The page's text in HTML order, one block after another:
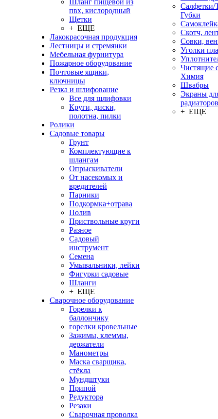
Шланг пищевой из
пвх, кислородный
Щетки
+ ЕЩЕ
Лакокрасочная продукция
Лестницы и стремянки
Мебельная фурнитура
Пожарное оборудование
Почтовые ящики,
ключницы
Резка и шлифование
Все для шлифовки
Круги, диски,
полотна, пилки
Ролики
Садовые товары
Грунт
Комплектующие к
шлангам
Опрыскиватели
От насекомых и
вредителей
Парники
Подкормка+отрава
Полив
Приствольные круги
Разное
Садовый
инструмент
Семена
Умывальники, лейки
Фигурки садовые
Шланги
+ ЕЩЕ
Сварочное оборудование
Горелки к
баллончику
горелки кровельные
Зажимы, клеммы,
держатели
Манометры
Маска сварщика,
стёкла
Мундштуки
Припой
Редуктора
Резаки
Сварочная проволка
Салфетки/
Губки
Скотч,
Совки,
Уголки
Чистящие
Химия
Швабры
Экраны
радиаторов
+ ЕЩЕ